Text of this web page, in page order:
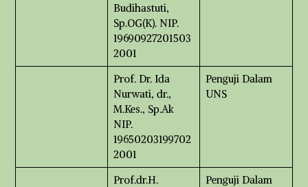
Budihastuti,
Sp.OG(K). NIP.
19690927201503
2001
Prof. Dr. Ida
Nurwati, dr.,
M.Kes., Sp.Ak
NIP.
19650203199702
2001
Penguji Dalam
UNS
Prof.dr.H.
Penguji Dalam